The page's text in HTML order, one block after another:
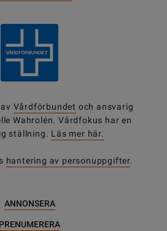
Vårdförbundet och ansvarig
Wahrolén. Vårdfokus har en
ställning. Läs mer här.
hantering av personuppgifter.
ANNONSERA
PRENUMERERA